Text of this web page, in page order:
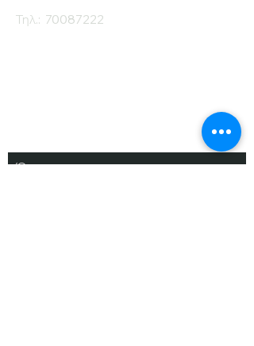
Τηλ.: 70087222
Όνομα